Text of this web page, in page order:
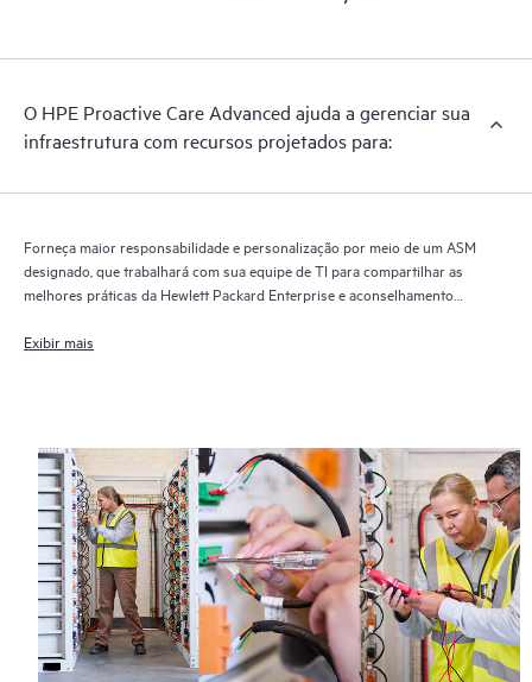
É necessário executar a versão atual da Remote Support
desse serviço de suporte.
O HPE Proactive Care Advanced ajuda a gerenciar sua
infraestrutura com recursos projetados para:
Forneça maior responsabilidade e personalização por meio de um ASM
designado, que trabalhará com sua equipe de TI para compartilhar as
melhores práticas da Hewlett Packard Enterprise e aconselhamento
Exibir mais